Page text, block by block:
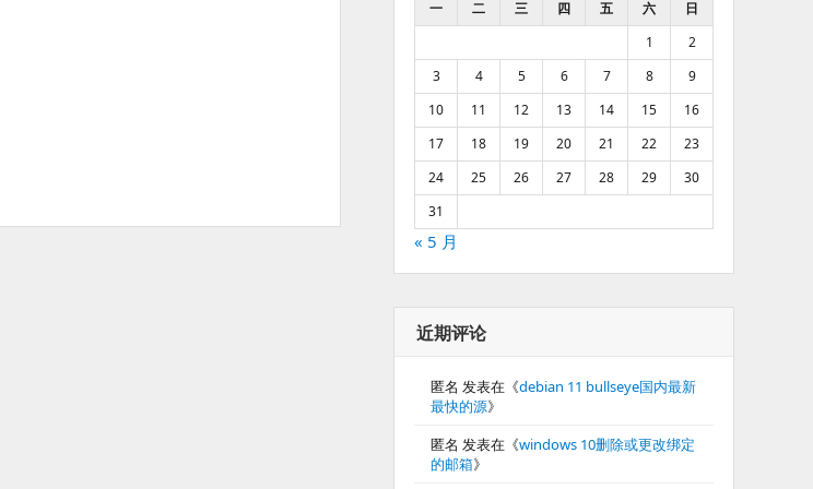
一 二 三 四 五 六
日
1
2
3
4 5 6 7 8
9
10
11 12 13 14 15
16
17
18 19 20 21 22
23
24
25 26 27 28 29
30
31
« 5 月
近期评论
匿名 发表在《debian 11 bullseye国内最新
最快的源》
匿名 发表在《windows 10删除或更改绑定
的邮箱》